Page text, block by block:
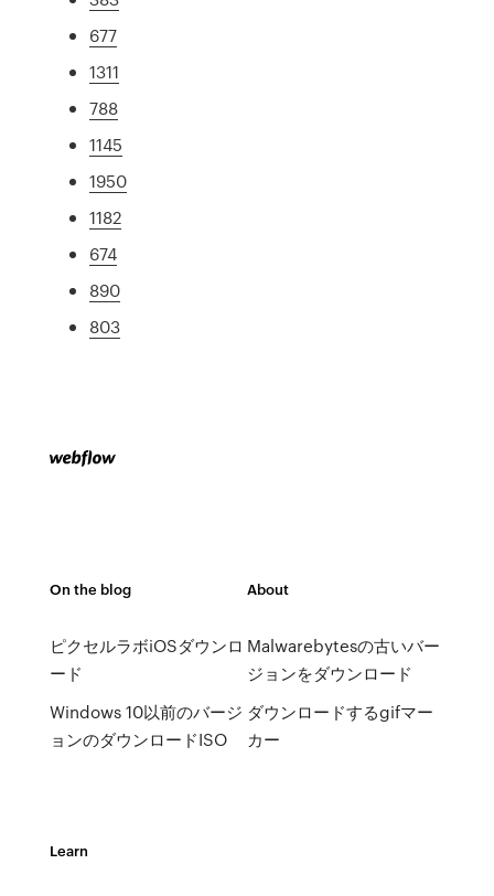
677
1311
788
1145
1950
1182
674
890
803
On the blog
ピクセルラボiOSダウンロ
ード
Windows 10以前のバージ
ョンのダウンロードISO
About
Malwarebytesの古いバー
ジョンをダウンロード
ダウンロードするgifマー
カー
Learn